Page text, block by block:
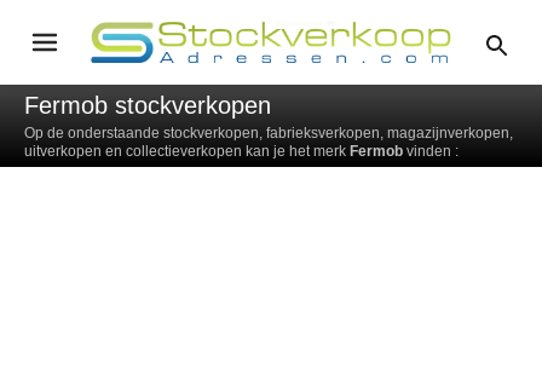
Fermob stockverkopen
Op de onderstaande stockverkopen, fabrieksverkopen, magazijnverkopen,
uitverkopen en collectieverkopen kan je het merk Fermob vinden :